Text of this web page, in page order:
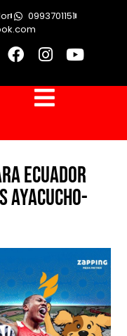
0993701151
Ecuador
Ayacucho-